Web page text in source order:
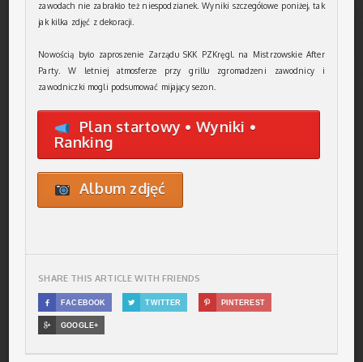
zawodach nie zabrakło też niespodzianek. Wyniki szczegółowe poniżej, tak
jak kilka zdjęć z dekoracji.
Nowością było zaproszenie Zarządu SKK PZKręgl. na Mistrzowskie After
Party. W letniej atmosferze przy grillu zgromadzeni zawodnicy i
zawodniczki mogli podsumować mijający sezon.
Plan startowy • Wyniki •
Ranking
Album zdjęć
SHARE THIS ARTICLE WITH FRIENDS
 FACEBOOK  TWITTER  PINTEREST
 GOOGLE+